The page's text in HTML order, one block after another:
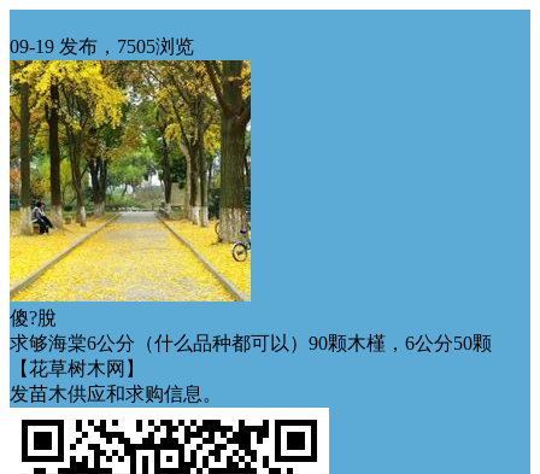
09-19 发布，7505浏览
傻?脫
求够海棠6公分（什么品种都可以）90颗木槿，6公分50颗
【花草树木网】
发苗木供应和求购信息。